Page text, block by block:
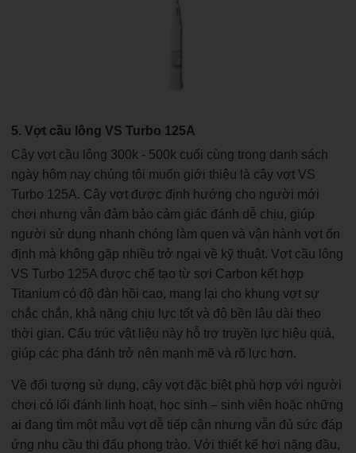
5. Vợt cầu lông VS Turbo 125A
Cây vợt cầu lông 300k - 500k cuối cùng trong danh sách
ngày hôm nay chúng tôi muốn giới thiệu là cây vợt VS
Turbo 125A. Cây vợt được định hướng cho người mới
chơi nhưng vẫn đảm bảo cảm giác đánh dễ chịu, giúp
người sử dụng nhanh chóng làm quen và vận hành vợt ổn
định mà không gặp nhiều trở ngại về kỹ thuật. Vợt cầu lông
VS Turbo 125A được chế tạo từ sợi Carbon kết hợp
Titanium có độ đàn hồi cao, mang lại cho khung vợt sự
chắc chắn, khả năng chịu lực tốt và độ bền lâu dài theo
thời gian. Cấu trúc vật liệu này hỗ trợ truyền lực hiệu quả,
giúp các pha đánh trở nên mạnh mẽ và rõ lực hơn.
Về đối tượng sử dụng, cây vợt đặc biệt phù hợp với người
chơi có lối đánh linh hoạt, học sinh – sinh viên hoặc những
ai đang tìm một mẫu vợt dễ tiếp cận nhưng vẫn đủ sức đáp
ứng nhu cầu thi đấu phong trào. Với thiết kế hơi nặng đầu,